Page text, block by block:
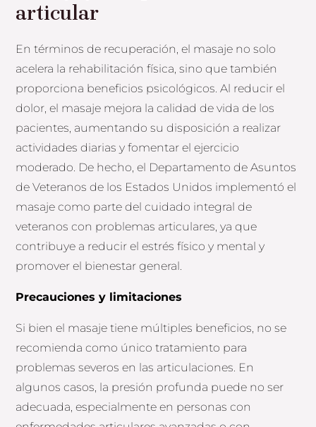
articular
En términos de recuperación, el masaje no solo
acelera la rehabilitación física, sino que también
proporciona beneficios psicológicos. Al reducir el
dolor, el masaje mejora la calidad de vida de los
pacientes, aumentando su disposición a realizar
actividades diarias y fomentar el ejercicio
moderado. De hecho, el Departamento de Asuntos
de Veteranos de los Estados Unidos implementó el
masaje como parte del cuidado integral de
veteranos con problemas articulares, ya que
contribuye a reducir el estrés físico y mental y
promover el bienestar general.
Precauciones y limitaciones
Si bien el masaje tiene múltiples beneficios, no se
recomienda como único tratamiento para
problemas severos en las articulaciones. En
algunos casos, la presión profunda puede no ser
adecuada, especialmente en personas con